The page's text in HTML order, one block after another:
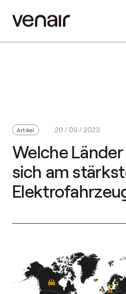
Artikel 20 / 09 / 2023
Welche
sich am